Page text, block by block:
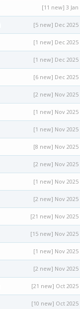
[11 new] 3 Jan
[5 new] Dec 2025
[1 new] Dec 2025
[1 new] Dec 2025
[6 new] Dec 2025
[2 new] Nov 2025
[1 new] Nov 2025
[1 new] Nov 2025
[8 new] Nov 2025
[2 new] Nov 2025
[1 new] Nov 2025
[2 new] Nov 2025
[21 new] Nov 2025
[15 new] Nov 2025
[1 new] Nov 2025
[2 new] Nov 2025
[21 new] Oct 2025
[10 new] Oct 2025